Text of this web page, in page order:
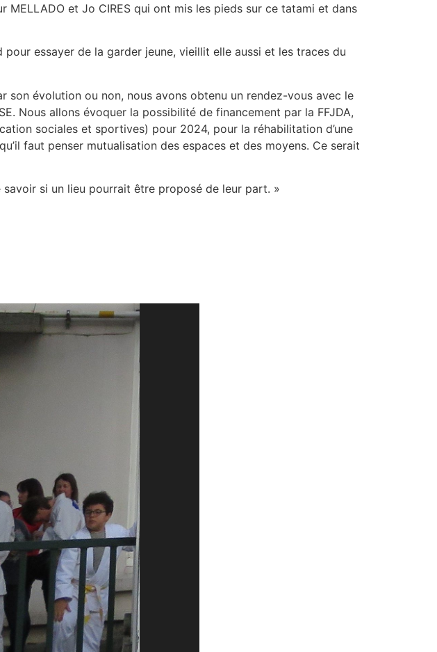
MELLADO et Jo CIRES qui ont mis les pieds sur ce tatami et dans
essayer de la garder jeune, vieillit elle aussi et les traces du
son évolution ou non, nous avons obtenu un rendez-vous avec le
Nous allons évoquer la possibilité de financement par la FFJDA,
sociales et sportives) pour 2024, pour la réhabilitation d’une
faut penser mutualisation des espaces et des moyens. Ce serait
si un lieu pourrait être proposé de leur part. »